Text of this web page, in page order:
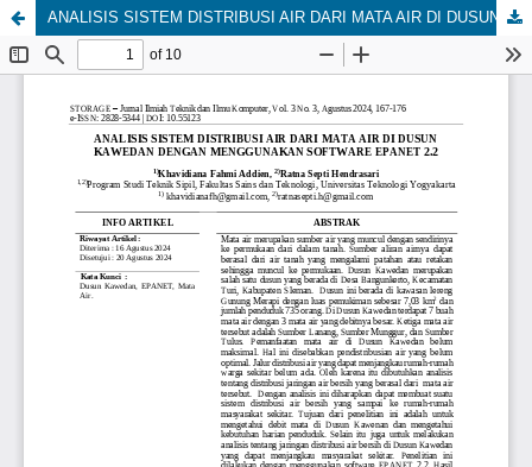
ANALISIS SISTEM DISTRIBUSI AIR DARI MATA AIR DI DUSUN KAWEDAN DENGAN MENGGUNAKAN SOFTWARE EPANET 2.2